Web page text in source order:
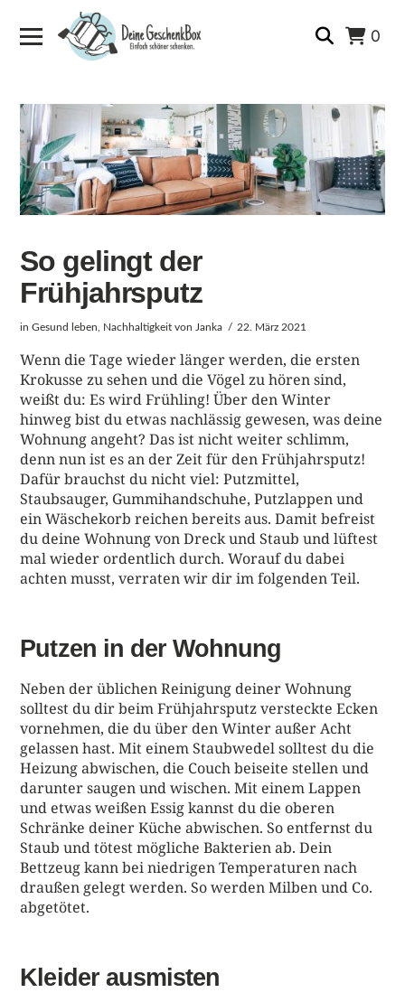
0
So gelingt der
Frühjahrsputz
inGesund leben Nachhaltigkeit von Janka 22. März 2021
Wenn die Tage wieder länger werden, die ersten
Krokusse zu sehen und die Vögel zu hören sind,
weißt du: Es wird Frühling! Über den Winter
hinweg bist du etwas nachlässig gewesen, was deine
Wohnung angeht? Das ist nicht weiter schlimm,
denn nun ist es an der Zeit für den Frühjahrsputz!
Dafür brauchst du nicht viel: Putzmittel,
Staubsauger, Gummihandschuhe, Putzlappen und
ein Wäschekorb reichen bereits aus. Damit befreist
du deine Wohnung von Dreck und Staub und lüftest
mal wieder ordentlich durch. Worauf du dabei
achten musst, verraten wir dir im folgenden Teil.
Putzen in der Wohnung
Neben der üblichen Reinigung deiner Wohnung
solltest du dir beim Frühjahrsputz versteckte Ecken
vornehmen, die du über den Winter außer Acht
gelassen hast. Mit einem Staubwedel solltest du die
Heizung abwischen, die Couch beiseite stellen und
darunter saugen und wischen. Mit einem Lappen
und etwas weißen Essig kannst du die oberen
Schränke deiner Küche abwischen. So entfernst du
Staub und tötest mögliche Bakterien ab. Dein
Bettzeug kann bei niedrigen Temperaturen nach
draußen gelegt werden. So werden Milben und Co.
abgetötet.
Kleider ausmisten